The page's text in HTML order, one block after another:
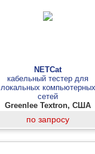
NETCat
кабельный тестер для
локальных компьютерных
сетей
Greenlee Textron, США
по запросу